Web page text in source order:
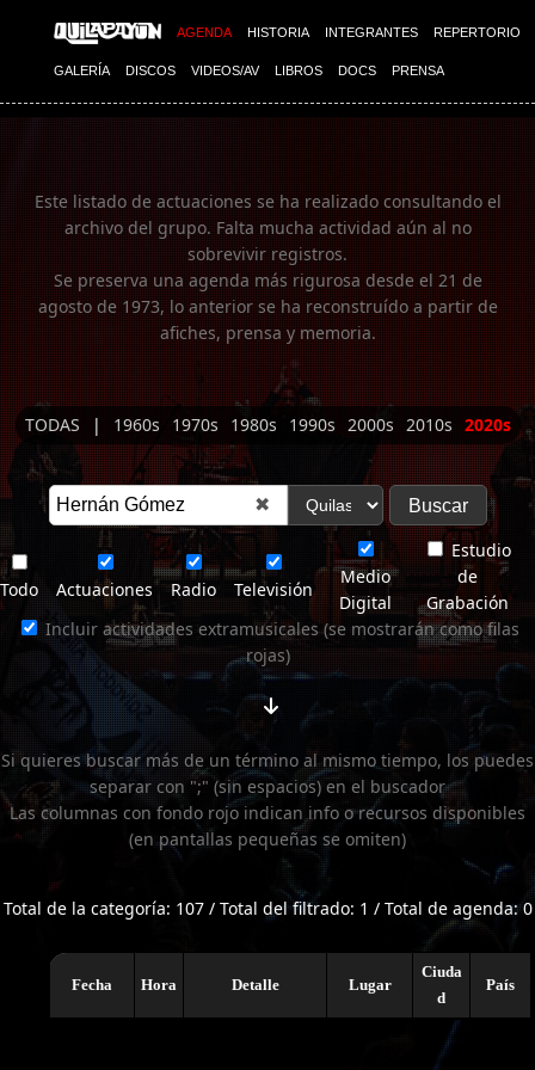
AGENDA HISTORIA INTEGRANTES REPERTORIO
GALERÍA DISCOS VIDEOS/AV LIBROS DOCS PRENSA
Imagen 01
Este listado de actuaciones se ha realizado consultando el
archivo del grupo. Falta mucha actividad aún al no
sobrevivir registros.
Se preserva una agenda más rigurosa desde el 21 de
agosto de 1973, lo anterior se ha reconstruído a partir de
afiches, prensa y memoria.
TODAS | 1960s 1970s 1980s 1990s 2000s 2010s 2020s
✖
Todo Actuaciones Radio Televisión
Medio
Digital
Estudio
de
Grabación
Incluir actividades extramusicales (se mostrarán como filas
rojas)
Si quieres buscar más de un término al mismo tiempo, los puedes
separar con ";" (sin espacios) en el buscador
Las columnas con fondo rojo indican info o recursos disponibles
(en pantallas pequeñas se omiten)
Total de la categoría: 107 / Total del filtrado: 1 / Total de agenda: 0
Fecha Hora Detalle Lugar
Ciuda
d
País